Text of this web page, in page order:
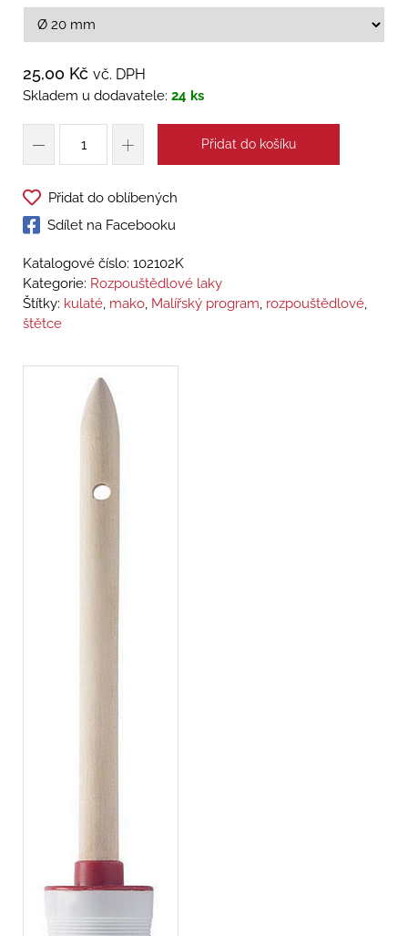
25,00 Kč vč. DPH
Skladem u dodavatele: 24 ks
Přidat do košíku
Přidat do oblíbených
Sdílet na Facebooku
Katalogové číslo: 102102K
Kategorie: Rozpouštědlové laky
Štítky: kulaté, mako, Malířský program, rozpouštědlové,
štětce